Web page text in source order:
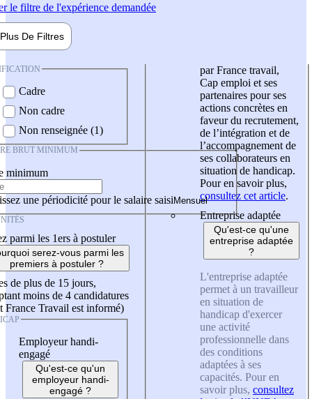
le filtre de l'expérience demandée
Plus De Filtres
Cadre
Non cadre
Non renseignée (1)
BRUT MINIMUM
minimum
une périodicité pour le salaire saisi
parmi les 1ers à postuler
serez-vous parmi les
premiers à postuler ?
de plus de 15 jours,
moins de 4 candidatures
France Travail est informé)
Employeur handi-
engagé
Qu'est-ce qu'un
employeur handi-
engagé ?
par France travail,
Cap emploi et ses
partenaires pour ses
actions concrètes en
faveur du recrutement,
de l’intégration et de
l’accompagnement de
ses collaborateurs en
situation de handicap.
Pour en savoir plus,
consultez cet article.
Entreprise adaptée
Qu'est-ce qu'une
entreprise adaptée
?
L'entreprise adaptée
permet à un travailleur
en situation de
handicap d'exercer
une activité
professionnelle dans
des conditions
adaptées à ses
capacités. Pour en
savoir plus, consultez